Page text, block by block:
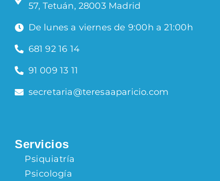
57, Tetuán, 28003 Madrid
De lunes a viernes de 9:00h a 21:00h
681 92 16 14
91 009 13 11
secretaria@teresaaparicio.com
Servicios
Psiquiatría
Psicología